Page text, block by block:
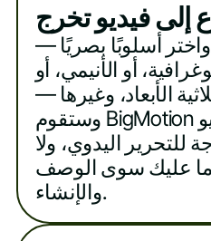
فيديو تخرج
أسلوبًا بصريًا —
أو الأنيمي، أو
الأبعاد، وغيرها —
وستقوم BigMotion تلقائيًّا بإنتاج فيديو
للتحرير اليدوي، ولا
ما عليك سوى الوصف
والإنشاء.